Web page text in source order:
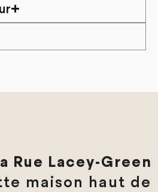
Rue Lacey-Green
maison haut de